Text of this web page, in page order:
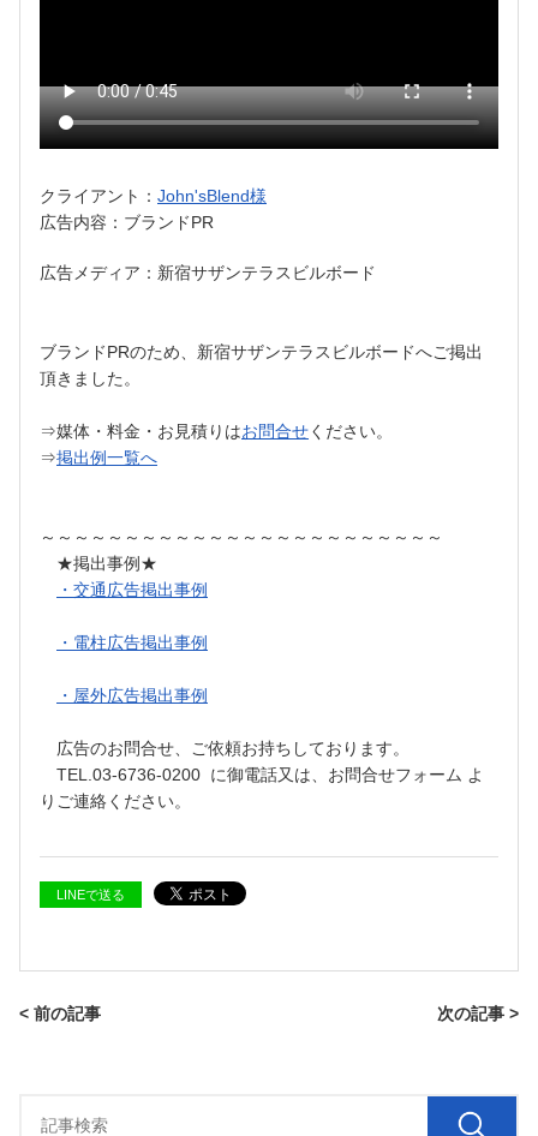
クライアント： John'sBlend様
広告内容：ブランドPR
広告メディア：新宿サザンテラスビルボード
ブランドPRのため、新宿サザンテラスビルボードへご掲出
頂きました。
⇒媒体・料金・お見積りはお問合せください。
⇒掲出例一覧へ
～～～～～～～～～～～～～～～～～～～～～～～～
★掲出事例★
・交通広告掲出事例
・電柱広告掲出事例
・屋外広告掲出事例
広告のお問合せ、ご依頼お持ちしております。
TEL.03-6736-0200 に御電話又は、お問合せフォーム よ
りご連絡ください。
LINEで送る
< 前の記事 次の記事 >